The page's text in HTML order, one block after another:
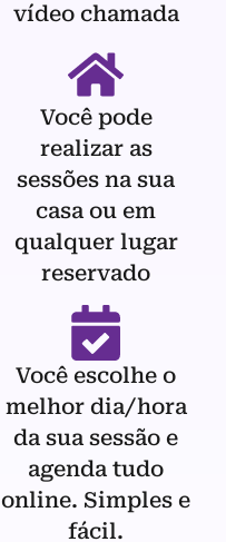
vídeo chamada
Você pode
realizar as
sessões na sua
casa ou em
qualquer lugar
reservado
Você escolhe o
melhor dia/hora
da sua sessão e
agenda tudo
online. Simples e
fácil.